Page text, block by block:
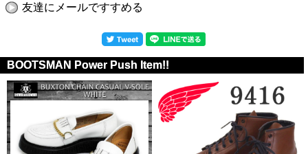
友達にメールですすめる
BOOTSMAN Power Push Item!!